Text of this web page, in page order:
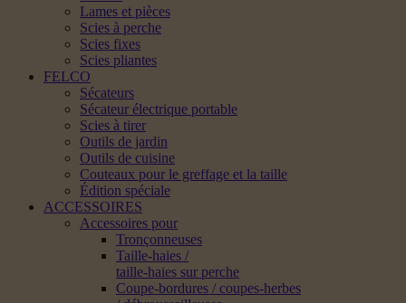
Lames et pièces
Scies à perche
Scies fixes
Scies pliantes
FELCO
Sécateurs
Sécateur électrique portable
Scies à tirer
Outils de jardin
Outils de cuisine
Couteaux pour le greffage et la taille
Édition spéciale
ACCESSOIRES
Accessoires pour
Tronçonneuses
Taille-haies /
taille-haies sur perche
Coupe-bordures / coupes-herbes